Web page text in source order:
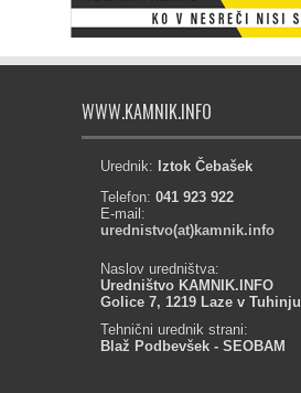
WWW.KAMNIK.INFO
Urednik: Iztok Čebašek
Telefon: 041 923 922
E-mail:
urednistvo(at)kamnik.info
Naslov uredništva:
Uredništvo KAMNIK.INFO
Golice 7, 1219 Laze v Tuhinju
Tehnični urednik strani:
Blaž Podbevšek - SEOBAM